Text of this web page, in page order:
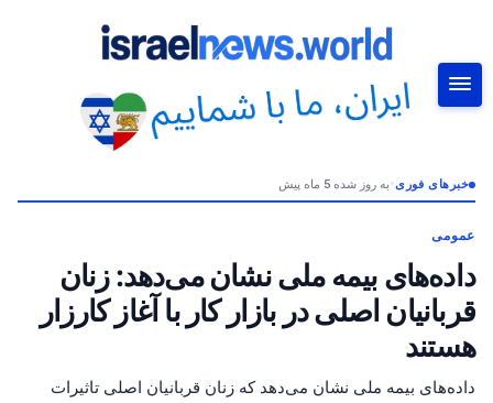
خبرهای فوری•به روز شده 5 ماه پیش
عمومی
داده‌های بیمه ملی نشان می‌دهد: زنان
قربانیان اصلی در بازار کار با آغاز کارزار
هستند
داده‌های بیمه ملی نشان می‌دهد که زنان قربانیان اصلی تاثیرات